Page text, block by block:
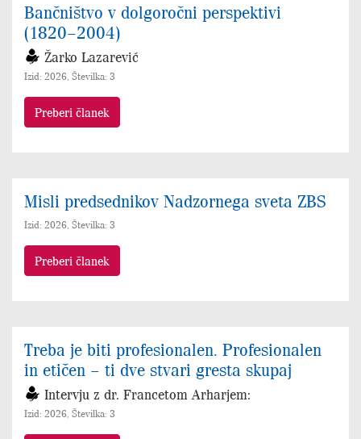
Bančništvo v dolgoročni perspektivi
(1820–2004)
Žarko Lazarević
Izid: 2026, Številka: 3
Preberi članek
Misli predsednikov Nadzornega sveta ZBS
Izid: 2026, Številka: 3
Preberi članek
Treba je biti profesionalen. Profesionalen
in etičen – ti dve stvari gresta skupaj
Intervju z dr. Francetom Arharjem:
Izid: 2026, Številka: 3